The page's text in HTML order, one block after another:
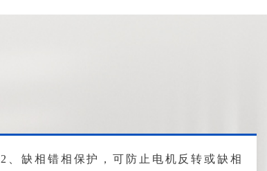
2、缺相错相保护，可防止电机反转或缺相